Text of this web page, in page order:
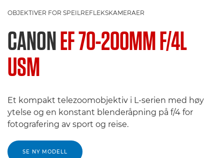
OBJEKTIVER FOR SPEILREFLEKSKAMERAER
CANONEF 70-200MM F/4L
USM
Et kompakt telezoomobjektiv i L-serien med høy
ytelse og en konstant blenderåpning på f/4 for
fotografering av sport og reise.
SE NY MODELL